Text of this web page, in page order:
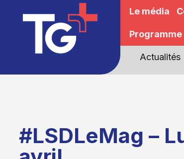
Le média
Programme
Actualités
#LSDLeMag –